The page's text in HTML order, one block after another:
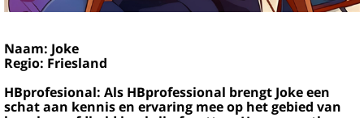
Naam: Joke
Regio: Friesland
HBprofesional: Als HBprofessional brengt Joke een
schat aan kennis en ervaring mee op het gebied van